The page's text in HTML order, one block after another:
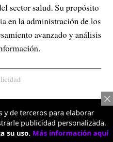
sector salud. Su propósito
en la administración de los
avanzado y análisis
y de terceros para elaborar
publicidad personalizada.
su uso. Más información aquí